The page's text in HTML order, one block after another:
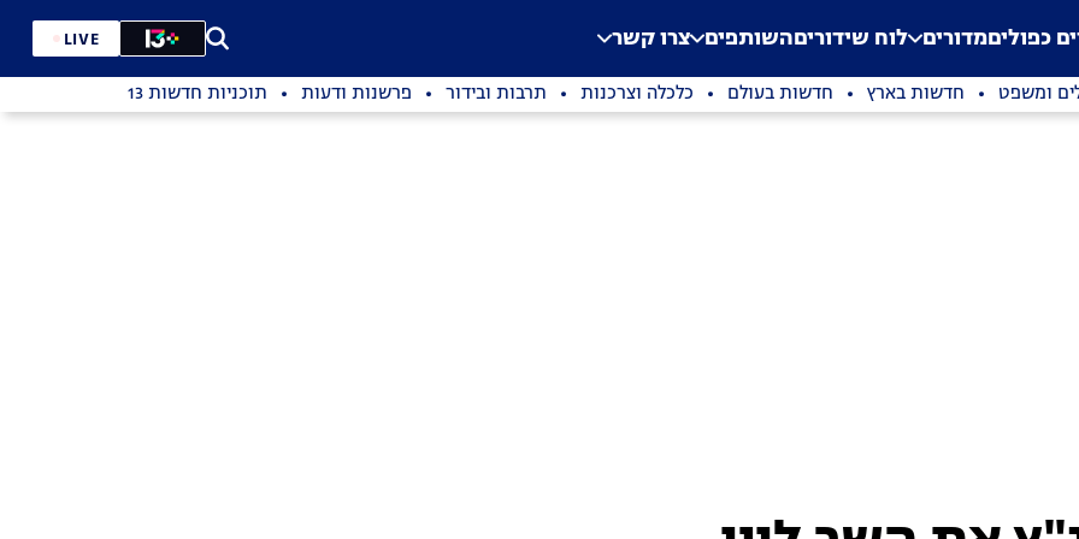
Application error: a
. כפוליםמדורים לוח שידוריםהשותפים צרו קשר LIVE
ומשפט חדשות בארץ חדשות בעולם כלכלה וצרכנות תרבות ובידור פרשנות ודעות תוכניות חדשות 13